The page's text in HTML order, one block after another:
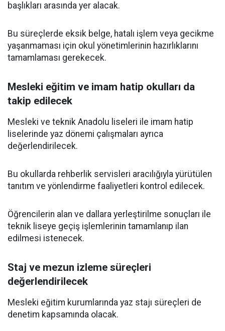
başlıkları arasında yer alacak.
Bu süreçlerde eksik belge, hatalı işlem veya gecikme
yaşanmaması için okul yönetimlerinin hazırlıklarını
tamamlaması gerekecek.
Mesleki eğitim ve imam hatip okulları da
takip edilecek
Mesleki ve teknik Anadolu liseleri ile imam hatip
liselerinde yaz dönemi çalışmaları ayrıca
değerlendirilecek.
Bu okullarda rehberlik servisleri aracılığıyla yürütülen
tanıtım ve yönlendirme faaliyetleri kontrol edilecek.
Öğrencilerin alan ve dallara yerleştirilme sonuçları ile
teknik liseye geçiş işlemlerinin tamamlanıp ilan
edilmesi istenecek.
Staj ve mezun izleme süreçleri
değerlendirilecek
Mesleki eğitim kurumlarında yaz stajı süreçleri de
denetim kapsamında olacak.